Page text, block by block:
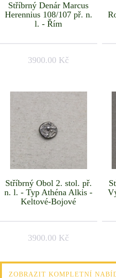
Stříbrný Denár Marcus
Herennius 108/107 př. n.
l. - Řím
3900.00 Kč
Stříbrný Obol 2. stol. př.
n. l. - Typ Athéna Alkis -
Keltové-Bojové
3900.00 Kč
ZOBRAZIT KOMPLETNÍ